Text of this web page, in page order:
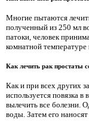
Многие пытаются
полученный из 250 мл
патоки, человек
комнатной температуре
Как лечить рак простаты
Как и при всех других
используется повязка
вылечить все болезни.
воды. Затем его